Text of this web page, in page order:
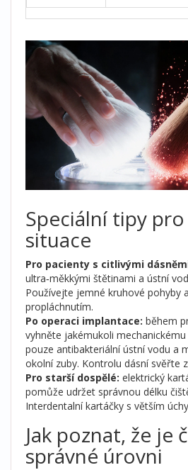
Speciální tipy
situace
Pro pacienty s citlivými
ultra‑měkkými štětinami a ústní
Používejte jemné kruhové pohyby
propláchnutím.
Po operaci implantace: během
vyhněte jakémukoli
pouze antibakteriální ústní vodu a
okolní zuby. Kontrolu dásní svěřte
Pro starší dospělé: elektrický
pomůže udržet správnou délku
Interdentalní kartáčky s větším
Jak poznat, že je
správné úrovni